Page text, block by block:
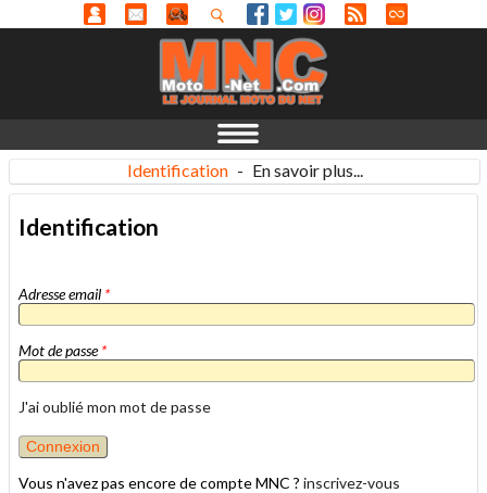
Identification - En savoir plus...
Identification
Adresse email *
Mot de passe*
J'ai oublié mon mot de passe
Vous n'avez pas encore de compte MNC ? inscrivez-vous